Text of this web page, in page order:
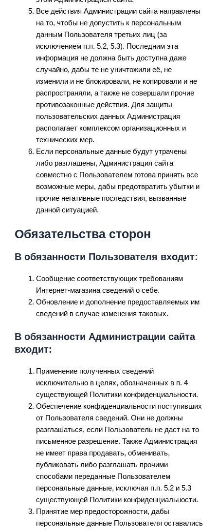
Все действия Администрации сайта направлены
на то, чтобы не допустить к персональным
данным Пользователя третьих лиц (за
исключением п.п. 5.2, 5.3). Последним эта
информация не должна быть доступна даже
случайно, дабы те не уничтожили её, не
изменили и не блокировали, не копировали и не
распространяли, а также не совершали прочие
противозаконные действия. Для защиты
пользовательских данных Администрация
располагает комплексом организационных и
технических мер.
Если персональные данные будут утрачены
либо разглашены, Администрация сайта
совместно с Пользователем готова принять все
возможные меры, дабы предотвратить убытки и
прочие негативные последствия, вызванные
данной ситуацией.
Обязательства сторон
В обязанности Пользователя входит:
Сообщение соответствующих требованиям
Интернет-магазина сведений о себе.
Обновление и дополнение предоставляемых им
сведений в случае изменения таковых.
В обязанности Администрации сайта
входит:
Применение полученных сведений
исключительно в целях, обозначенных в п. 4
существующей Политики конфиденциальности.
Обеспечение конфиденциальности поступивших
от Пользователя сведений. Они не должны
разглашаться, если Пользователь не даст на то
письменное разрешение. Также Администрация
не имеет права продавать, обменивать,
публиковать либо разглашать прочими
способами переданные Пользователем
персональные данные, исключая п.п. 5.2 и 5.3
существующей Политики конфиденциальности.
Принятие мер предосторожности, дабы
персональные данные Пользователя оставались